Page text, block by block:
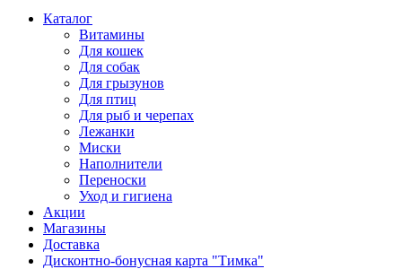
Каталог
Витамины
Для кошек
Для собак
Для грызунов
Для птиц
Для рыб и черепах
Лежанки
Миски
Наполнители
Переноски
Уход и гигиена
Акции
Магазины
Доставка
Дисконтно-бонусная карта "Тимка"